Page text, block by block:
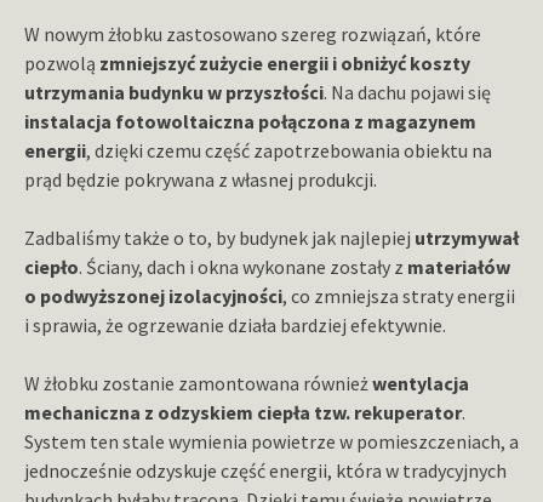
W nowym żłobku zastosowano szereg rozwiązań, które
pozwolą zmniejszyć zużycie energii i obniżyć koszty
utrzymania budynku w przyszłości. Na dachu pojawi się
instalacja fotowoltaiczna połączona z magazynem
energii, dzięki czemu część zapotrzebowania obiektu na
prąd będzie pokrywana z własnej produkcji.
Zadbaliśmy także o to, by budynek jak najlepiej utrzymywał
ciepło. Ściany, dach i okna wykonane zostały z materiałów
o podwyższonej izolacyjności, co zmniejsza straty energii
i sprawia, że ogrzewanie działa bardziej efektywnie.
W żłobku zostanie zamontowana równieżwentylacja
mechaniczna z odzyskiem ciepła tzw. rekuperator.
System ten stale wymienia powietrze w pomieszczeniach, a
jednocześnie odzyskuje część energii, która w tradycyjnych